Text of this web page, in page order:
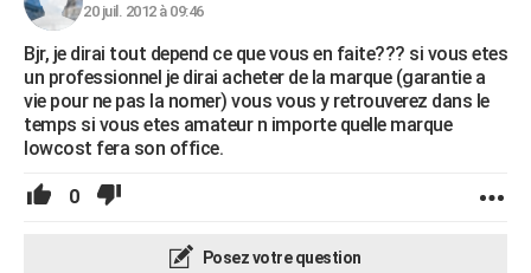
20 juil. 2012 à 09:46
Bjr, je dirai tout depend ce que vous en faite??? si vous etes
un professionnel je dirai acheter de la marque (garantie a
vie pour ne pas la nomer) vous vous y retrouverez dans le
temps si vous etes amateur n importe quelle marque
lowcost fera son office.
0
Posez votre question